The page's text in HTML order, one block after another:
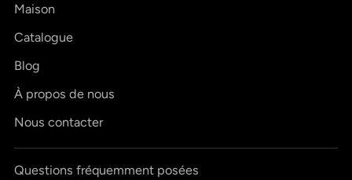
Maison
Catalogue
Blog
À propos de nous
Nous contacter
Questions fréquemment posées